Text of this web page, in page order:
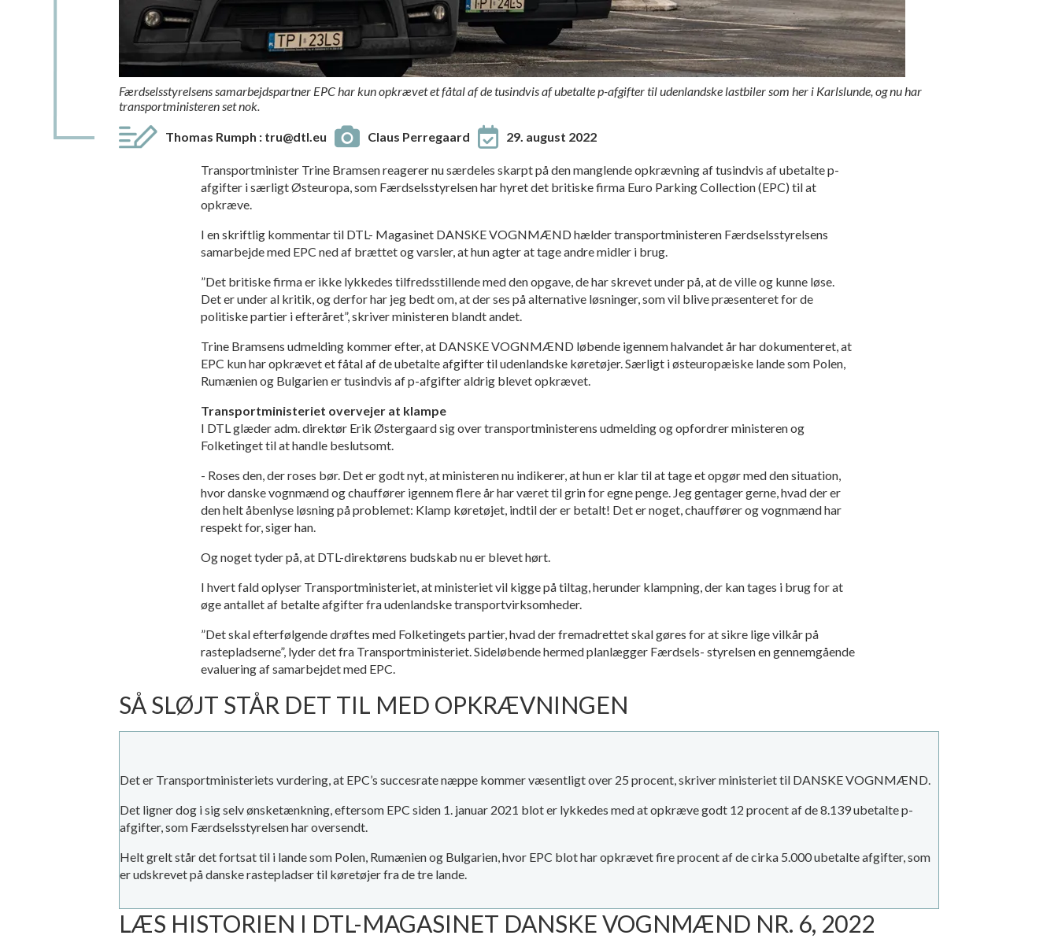
Færdselsstyrelsens samarbejdspartner EPC har kun opkrævet et fåtal af de tusindvis af ubetalte p-afgifter til udenlandske lastbiler som her i Karlslunde, og nu har
transportministeren set nok.
Thomas Rumph : tru@dtl.eu Claus Perregaard 29. august 2022
Transportminister Trine Bramsen reagerer nu særdeles skarpt på den manglende opkrævning af tusindvis af ubetalte p-
afgifter i særligt Østeuropa, som Færdselsstyrelsen har hyret det britiske firma Euro Parking Collection (EPC) til at
opkræve.
I en skriftlig kommentar til DTL- Magasinet DANSKE VOGNMÆND hælder transportministeren Færdselsstyrelsens
samarbejde med EPC ned af brættet og varsler, at hun agter at tage andre midler i brug.
”Det britiske firma er ikke lykkedes tilfredsstillende med den opgave, de har skrevet under på, at de ville og kunne løse.
Det er under al kritik, og derfor har jeg bedt om, at der ses på alternative løsninger, som vil blive præsenteret for de
politiske partier i efteråret”, skriver ministeren blandt andet.
Trine Bramsens udmelding kommer efter, at DANSKE VOGNMÆND løbende igennem halvandet år har dokumenteret, at
EPC kun har opkrævet et fåtal af de ubetalte afgifter til udenlandske køretøjer. Særligt i østeuropæiske lande som Polen,
Rumænien og Bulgarien er tusindvis af p-afgifter aldrig blevet opkrævet.
Transportministeriet overvejer at klampe
I DTL glæder adm. direktør Erik Østergaard sig over transportministerens udmelding og opfordrer ministeren og
Folketinget til at handle beslutsomt.
- Roses den, der roses bør. Det er godt nyt, at ministeren nu indikerer, at hun er klar til at tage et opgør med den situation,
hvor danske vognmænd og chauffører igennem flere år har været til grin for egne penge. Jeg gentager gerne, hvad der er
den helt åbenlyse løsning på problemet: Klamp køretøjet, indtil der er betalt! Det er noget, chauffører og vognmænd har
respekt for, siger han.
Og noget tyder på, at DTL-direktørens budskab nu er blevet hørt.
I hvert fald oplyser Transportministeriet, at ministeriet vil kigge på tiltag, herunder klampning, der kan tages i brug for at
øge antallet af betalte afgifter fra udenlandske transportvirksomheder.
”Det skal efterfølgende drøftes med Folketingets partier, hvad der fremadrettet skal gøres for at sikre lige vilkår på
rastepladserne”, lyder det fra Transportministeriet. Sideløbende hermed planlægger Færdsels- styrelsen en gennemgående
evaluering af samarbejdet med EPC.
SÅ SLØJT STÅR DET TIL MED OPKRÆVNINGEN
Det er Transportministeriets vurdering, at EPC’s succesrate næppe kommer væsentligt over 25 procent, skriver ministeriet til DANSKE VOGNMÆND.
Det ligner dog i sig selv ønsketænkning, eftersom EPC siden 1. januar 2021 blot er lykkedes med at opkræve godt 12 procent af de 8.139 ubetalte p-
afgifter, som Færdselsstyrelsen har oversendt.
Helt grelt står det fortsat til i lande som Polen, Rumænien og Bulgarien, hvor EPC blot har opkrævet fire procent af de cirka 5.000 ubetalte afgifter, som
er udskrevet på danske rastepladser til køretøjer fra de tre lande.
LÆS HISTORIEN I DTL-MAGASINET DANSKE VOGNMÆND NR. 6, 2022